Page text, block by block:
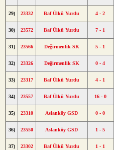
29) 23332 Baf Ülkü Yurdu 4 - 2
30) 23572 Baf Ülkü Yurdu 7 - 1
31) 23566 Değirmenlik SK 5 - 1
32) 23326 Değirmenlik SK 0 - 4
33) 23317 Baf Ülkü Yurdu 4 - 1
34) 23557 Baf Ülkü Yurdu 16 - 0
35) 23310 Aslanköy GSD 0 - 0
36) 23550 Aslanköy GSD 1 - 5
37) 23302 Baf Ülkü Yurdu 1 - 1